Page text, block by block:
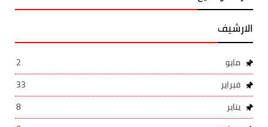
الارشيف
مايو
2
فبراير
33
يناير
8